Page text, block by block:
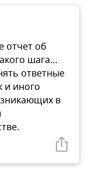
отчет об
шага…
ответные
и иного
в